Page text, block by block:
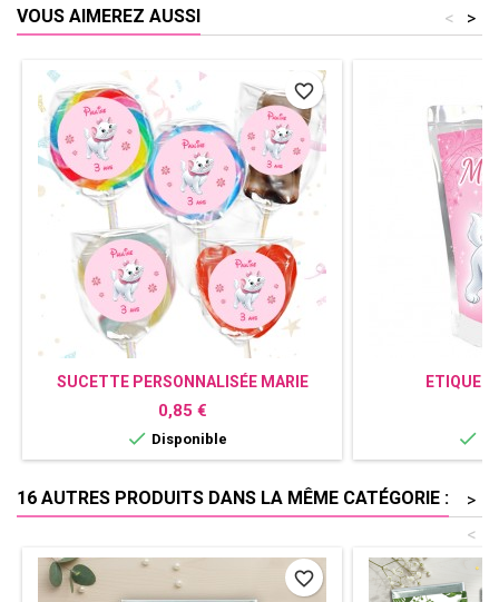
VOUS AIMEREZ AUSSI >
<
SUCETTE PERSONNALISÉE MARIE
ARISTOCHAT
Prix
0,85 €
 Disponible
favorite_border

16 AUTRES PRODUITS DANS LA MÊME CATÉGORIE :
>
<
favorite_border